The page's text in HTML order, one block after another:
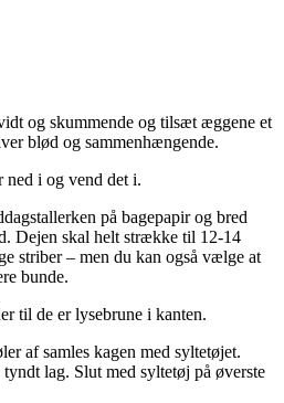
og skummende og tilsæt æggene et
blød og sammenhængende.
ned i og vend det i.
på bagepapir og bred
Dejen skal helt strække til 12-14
striber – men du kan også vælge at
bunde.
til de er lysebrune i kanten.
af samles kagen med syltetøjet.
lag. Slut med syltetøj på øverste